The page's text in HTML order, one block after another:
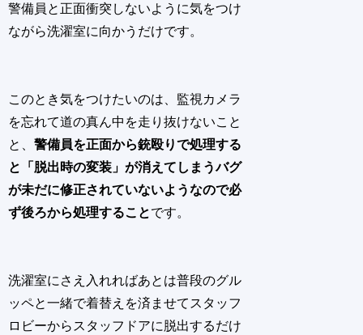
警備員と正面衝突しないように気をつけ
ながら洗濯室に向かうだけです。
このとき気をつけたいのは、監視カメラ
を忘れて道の真ん中を走り抜けないこと
と、警備員を正面から銃殴りで処理する
と「脱出時の変装」が消えてしまうバグ
が未だに修正されていないようなので必
ず後ろから処理することです。
洗濯室にさえ入れればあとは普段のグル
ッペと一緒で着替えを済ませてスタッフ
ロビーからスタッフドアに脱出するだけ